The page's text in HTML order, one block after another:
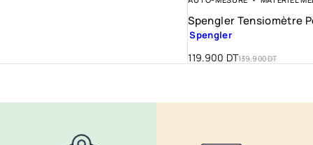
Spengler Tensiomètre
Spengler
139.900DT
119.900 DT